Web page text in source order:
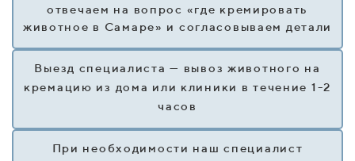
отвечаем на вопрос «где кремировать
животное в Самаре» и согласовываем детали
Выезд специалиста — вывоз животного на
кремацию из дома или клиники в течение 1-2
часов
При необходимости наш специалист